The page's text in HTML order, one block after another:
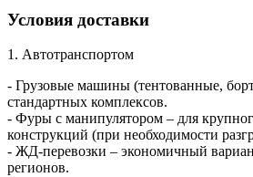
Условия доставки
1. Автотранспортом
- Грузовые машины (тентованные,
стандартных комплексов.
- Фуры с манипулятором – для
конструкций (при необходимости
- ЖД-перевозки – экономичный
регионов.